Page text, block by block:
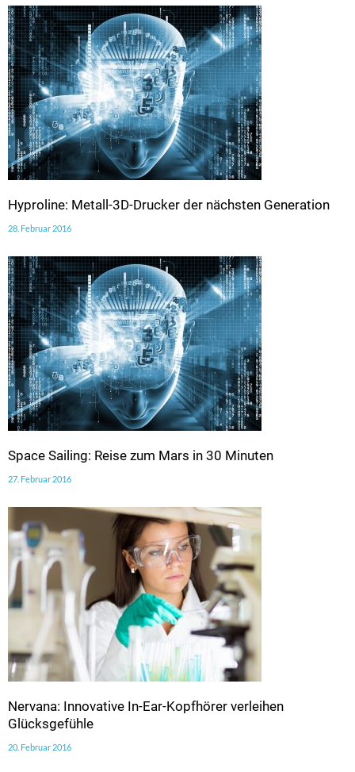
Hyproline: Metall-3D-Drucker der nächsten Generation
28. Februar 2016
Space Sailing: Reise zum Mars in 30 Minuten
27. Februar 2016
Nervana: Innovative In-Ear-Kopfhörer verleihen
Glücksgefühle
20. Februar 2016